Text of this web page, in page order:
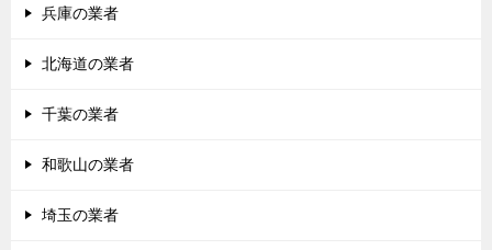
兵庫の業者
北海道の業者
千葉の業者
和歌山の業者
埼玉の業者